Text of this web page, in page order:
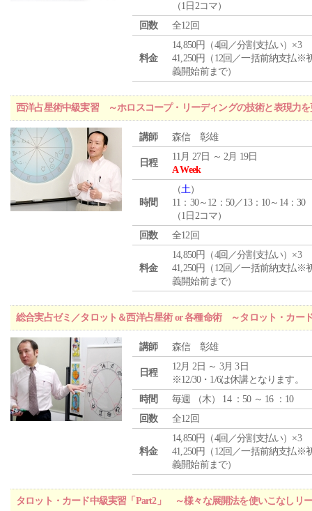
（1日2コマ）
回数
全12回
料金
14,850円（4回／分割支払い）×3
41,250円（12回／一括前納支払※
義開始前まで）
西洋占星術中級実習 ～ホロスコープ・リーディングの技術と表現力
講師 森信 彰雄
日程
11月 27日 ～ 2月 19日
A Week
時間
（土）
11：30～12：50／13：10～14：30
（1日2コマ）
回数
全12回
料金
14,850円（4回／分割支払い）×3
41,250円（12回／一括前納支払※
義開始前まで）
総合実占ゼミ／タロット＆西洋占星術 or 各種命術 ～タロット・カー
講師 森信 彰雄
日程
12月 2日 ～ 3月 3日
※12/30・1/6は休講となります。
時間
毎週 （木） 14 ：50 ～ 16 ：10
回数
全12回
料金
14,850円（4回／分割支払い）×3
41,250円（12回／一括前納支払※
義開始前まで）
タロット・カード中級実習「Part2」 ～様々な展開法を使いこなしリ